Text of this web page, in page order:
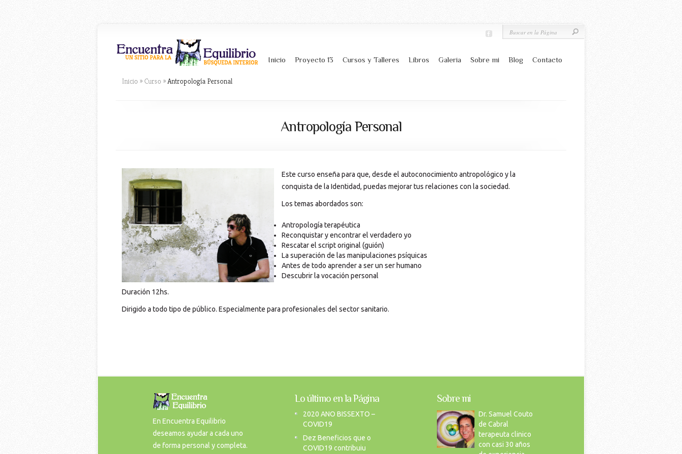
Inicio Proyecto 13 Cursos y Talleres Libros Galeria Sobre mi Blog Contacto
Inicio » Curso »Antropología Personal
Antropología Personal
Este curso enseña para que, desde el autoconocimiento antropológico y la
conquista de la Identidad, puedas mejorar tus relaciones con la sociedad.
Los temas abordados son:
Antropología terapéutica
Reconquistar y encontrar el verdadero yo
Rescatar el script original (guión)
La superación de las manipulaciones psíquicas
Antes de todo aprender a ser un ser humano
Descubrir la vocación personal
Duración 12hs.
Dirigido a todo tipo de público. Especialmente para profesionales del sector sanitario.
En Encuentra Equilibrio
deseamos ayudar a cada uno
de forma personal y completa.
Lo último en la Página
2020 ANO BISSEXTO –
COVID19
Dez Beneficios que o
COVID19 contribuiu
Sobre mi
Dr. Samuel Couto
de Cabral
terapeuta clinico
con casi 30 años